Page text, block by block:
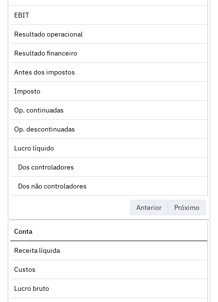
EBIT
Resultado operacional
Resultado financeiro
Antes dos impostos
Imposto
Op. continuadas
Op. descontinuadas
Lucro líquido
Dos controladores
Dos não controladores
Anterior Próximo
Conta
Receita líquida
Custos
Lucro bruto